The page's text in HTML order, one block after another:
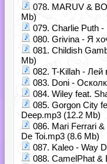
078. MARUV &
Mb)
079. Charlie Puth
080. Grivina - Я
081. Childish
Mb)
082. T-Killah - Лей
083. Doni -
084. Wiley feat.
085. Gorgon City
Deep.mp3 (12.2 Mb)
086. Mari Ferrari
De Toi.mp3 (8.6 Mb)
087. Kaleo - Way
088. CamelPhat &